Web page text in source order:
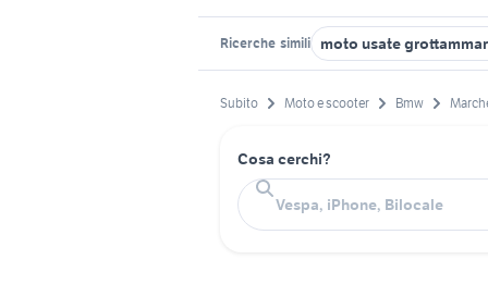
Ricerche simili moto usate
Subito Moto e scooter Bmw
Cosa cerchi?